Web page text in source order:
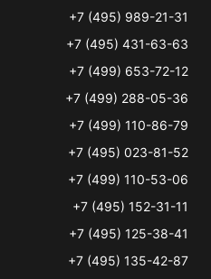
+7 (495) 989-21-31
+7 (495) 431-63-63
+7 (499) 653-72-12
+7 (499) 288-05-36
+7 (499) 110-86-79
+7 (495) 023-81-52
+7 (499) 110-53-06
+7 (495) 152-31-11
+7 (495) 125-38-41
+7 (495) 135-42-87